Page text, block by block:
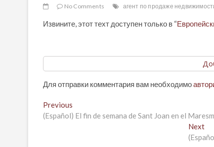
No Comments агент по продаже
Извините, этот техт доступен только в “
Для отправки комментария вам необходимо
Навигация
по
Previous
post:
(Español) El fin de semana de Sant Joan en el
Next